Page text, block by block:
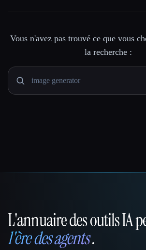
Vous n'avez pas trouvé ce que vous
la recherche :
That AI Collection
L'annuaire des outils IA
l'ère des agents.